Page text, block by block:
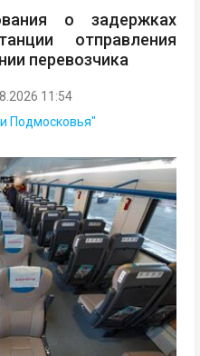
о задержках
отправления
перевозчика
11:54
Подмосковья"